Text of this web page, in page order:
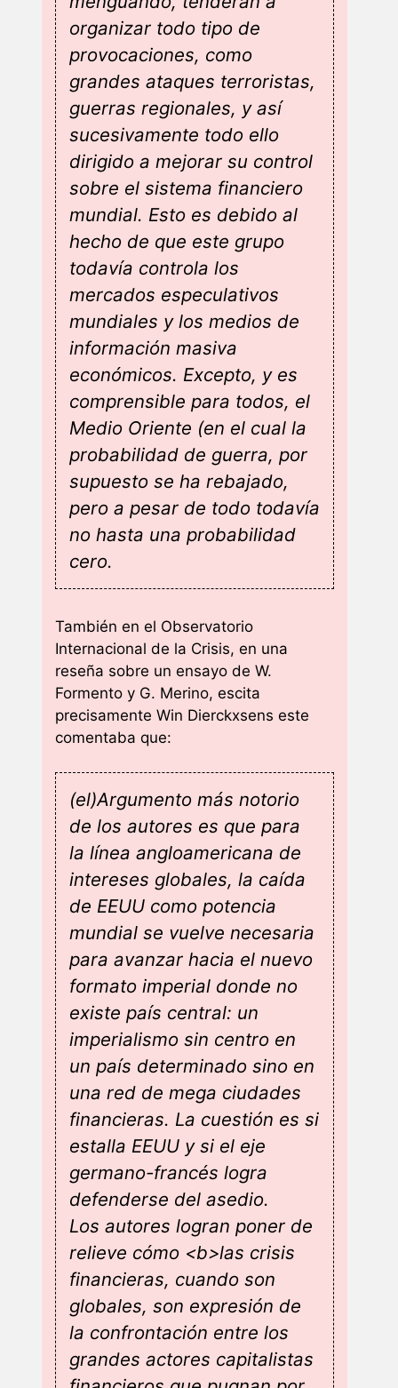
organizar todo tipo de
provocaciones, como
grandes ataques terroristas,
guerras regionales, y así
sucesivamente todo ello
dirigido a mejorar su control
sobre el sistema financiero
mundial. Esto es debido al
hecho de que este grupo
todavía controla los
mercados especulativos
mundiales y los medios de
información masiva
económicos. Excepto, y es
comprensible para todos, el
Medio Oriente (en el cual la
probabilidad de guerra, por
supuesto se ha rebajado,
pero a pesar de todo todavía
no hasta una probabilidad
cero.
También en el Observatorio
Internacional de la Crisis, en una
reseña sobre un ensayo de W.
Formento y G. Merino, escita
precisamente Win Dierckxsens este
comentaba que:
(el)Argumento más notorio
de los autores es que para
la línea angloamericana de
intereses globales, la caída
de EEUU como potencia
mundial se vuelve necesaria
para avanzar hacia el nuevo
formato imperial donde no
existe país central: un
imperialismo sin centro en
un país determinado sino en
una red de mega ciudades
financieras. La cuestión es si
estalla EEUU y si el eje
germano-francés logra
defenderse del asedio.
Los autores logran poner de
relieve cómo <b>las crisis
financieras, cuando son
globales, son expresión de
la confrontación entre los
grandes actores capitalistas